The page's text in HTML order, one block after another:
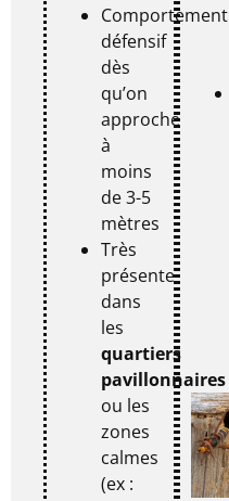
Comportement
défensif
dès
qu’on
approche
à
moins
de 3-5
mètres
Très
présente
dans
les
quartiers
pavillonnaires
ou les
zones
calmes
(ex :